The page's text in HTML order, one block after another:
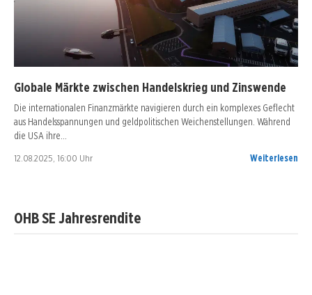
Globale Märkte zwischen Handelskrieg und Zinswende
Die internationalen Finanzmärkte navigieren durch ein komplexes Geflecht
aus Handelsspannungen und geldpolitischen Weichenstellungen. Während
die USA ihre…
12.08.2025, 16:00 Uhr Weiterlesen
OHB SE Jahresrendite